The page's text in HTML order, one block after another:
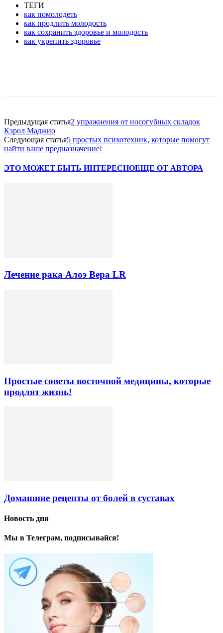
ТЕГИ
как помолодеть
как продлить молодость
как сохранить здоровье и молодость
как укрепить здоровье
Предыдущая статья2 упражнения от носогубных складок
Кэрол Маджио
Следующая статья5 простых психотехник, которые помогут
найти ваше предназначение!
ЭТО МОЖЕТ БЫТЬ ИНТЕРЕСНОЕЩЕ ОТ АВТОРА
Лечение рака Алоэ Вера LR
Простые советы восточной медицины, которые
продлят жизнь!
Домашние рецепты от болей в суставах
Новость дня
Мы в Телеграм, подписывайся!